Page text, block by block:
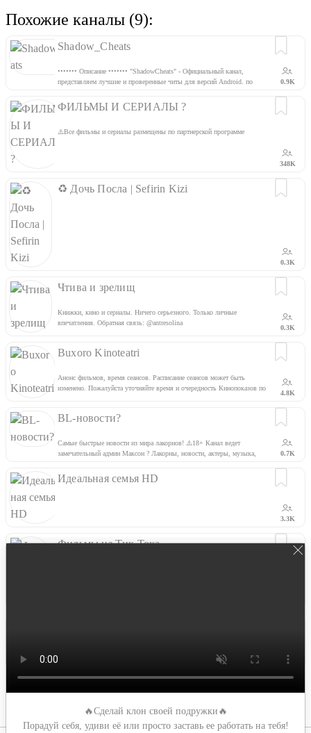
Похожие каналы (9):
Shadow_Cheats
••••••• Описание ••••••• "ShadowCheats" - Официальный канал,
представляем лучшие и проверенные читы для версий Android. по
@Qering ✨ Наш Бот – По рекламе сюда @quinque_asd
0.9K
ФИЛЬМЫ И СЕРИАЛЫ ?
⚠️Все фильмы и сериалы размещены по партнерской программе
348K
♻️ Дочь Посла | Sefirin Kizi
0.3K
Чтива и зрелищ
Книжки, кино и сериалы. Ничего серьезного. Только личные
впечатления. Обратная связь: @antresolina
0.3K
Buxoro Kinoteatri
Анонс фильмов, время сеансов. Расписание сеансов может быть
изменено. Пожалуйста уточняйте время и очередность Кинопоказов по
4.8K
BL-новости?
Самые быстрые новости из мира лакорнов! ⚠️18+ Канал ведет
замечательный админ Максон ? Лакорны, новости, актеры, музыка,
0.7K
Идеальная семья HD
3.3K
Фильмы из Тик Тока
0.4K
Еще →
🔥Сделай клон своей подружки🔥
Порадуй себя, удиви её или просто заставь ее работать на тебя!